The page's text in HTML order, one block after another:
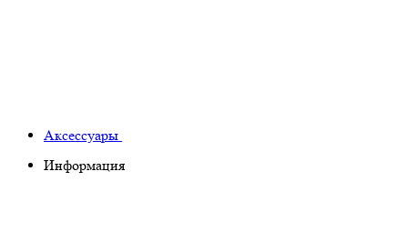
Аксессуары
Информация